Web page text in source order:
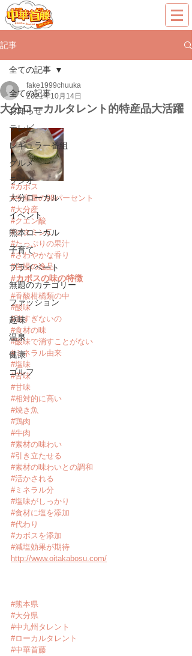
記事
全ての記事
お知らせ
テレビ
レギュラー番組
グルメ
ラジオ
大分ローカル
イベント
熊本ローカル
子育て
プライベート
無題のカテゴリー
ファッション
趣味
温泉
健康
ゴルフ
全ての記事
大分ローカルタレント的特産品大活躍
fake1999chuuka
2021年10月14日
#カボス
#生産量の98パーセント
#大分産
#クエン酸
#ビタミンC
#たっぷりの果汁
#さわやかな香り
#自慢の逸品
#カボスの味の特徴
#香酸柑橘類の中
#酸味
#強すぎないの
#食材の味
#酸味で消すことがない
#ミネラル由来
#塩味
#苦味
#甘味
#相対的に高い
#焼き魚
#鶏肉
#牛肉
#素材の味わい
#引き立たせる
#素材の味わいとの調和
#活かされる
#ミネラル分
#塩味がしっかり
#食材に塩を添加
#代わり
#カボスを添加
#減塩効果が期待
http://www.oitakabosu.com/
#熊本県
#大分県
#中九州タレント
#ローカルタレント
#中華首藤